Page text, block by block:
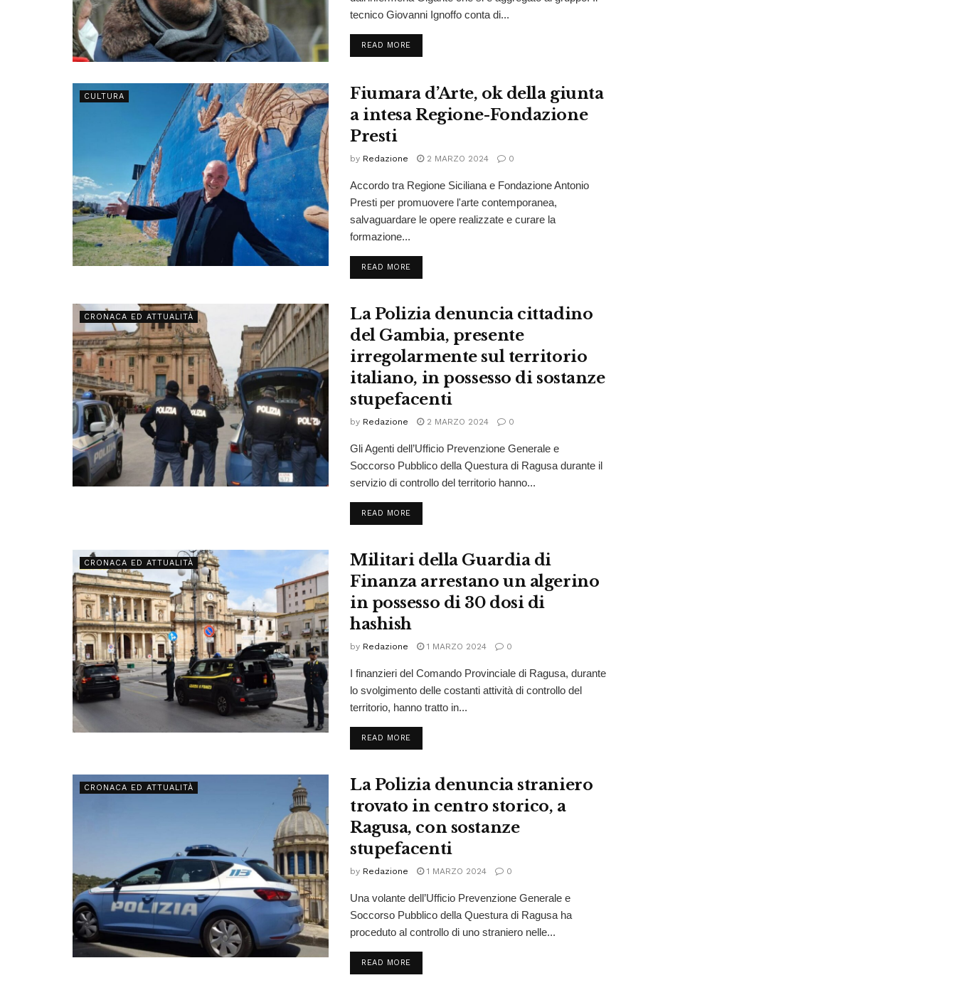
tecnico Giovanni Ignoffo conta di...
READ MORE
CULTURA
Fiumara d’Arte, ok della giunta
a intesa Regione-Fondazione
Presti
by Redazione 2 MARZO 2024 0
Accordo tra Regione Siciliana e Fondazione Antonio
Presti per promuovere l'arte contemporanea,
salvaguardare le opere realizzate e curare la
formazione...
READ MORE
CRONACA ED ATTUALITÀ
La Polizia denuncia cittadino
del Gambia, presente
irregolarmente sul territorio
italiano, in possesso di sostanze
stupefacenti
by Redazione 2 MARZO 2024 0
Gli Agenti dell’Ufficio Prevenzione Generale e
Soccorso Pubblico della Questura di Ragusa durante il
servizio di controllo del territorio hanno...
READ MORE
CRONACA ED ATTUALITÀ
Militari della Guardia di
Finanza arrestano un algerino
in possesso di 30 dosi di
hashish
by Redazione 1 MARZO 2024 0
I finanzieri del Comando Provinciale di Ragusa, durante
lo svolgimento delle costanti attività di controllo del
territorio, hanno tratto in...
READ MORE
CRONACA ED ATTUALITÀ
La Polizia denuncia straniero
trovato in centro storico, a
Ragusa, con sostanze
stupefacenti
by Redazione 1 MARZO 2024 0
Una volante dell’Ufficio Prevenzione Generale e
Soccorso Pubblico della Questura di Ragusa ha
proceduto al controllo di uno straniero nelle...
READ MORE